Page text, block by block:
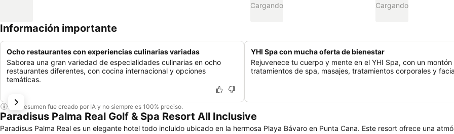
Cargando Cargando
Información importante
Ocho restaurantes con experiencias culinarias variadas
Saborea una gran variedad de especialidades culinarias en ocho
restaurantes diferentes, con cocina internacional y opciones
temáticas.
YHI Spa con mucha oferta de bienestar
Rejuvenece tu cuerpo y mente en el YHI Spa, con un montón
tratamientos de spa, masajes, tratamientos corporales y
Este resumen fue creado por IA y no siempre es 100% preciso.
Paradisus Palma Real Golf & Spa Resort All Inclusive
Paradisus Palma Real es un elegante hotel todo incluido ubicado en la hermosa Playa Bávaro en Punta Cana. Este resort ofrece una